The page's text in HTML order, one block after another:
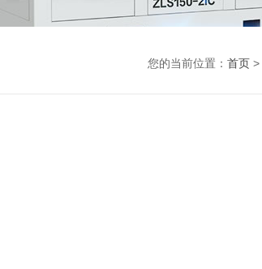
您的当前位置： 首页 >